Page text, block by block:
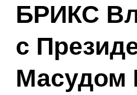
БРИКС
с
Масудом